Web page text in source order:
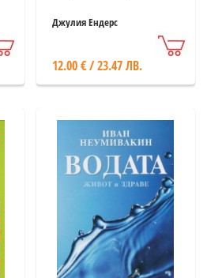
Джулия Ендерс
12.00 € / 23.47 ЛВ.